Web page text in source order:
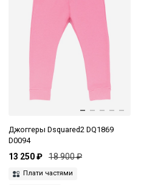
Джоггеры Dsquared2 DQ1869
D0094
13 250 ₽ 18 900 ₽
Плати частями